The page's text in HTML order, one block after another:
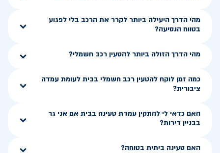
מהי הדרך היעילה ביותר לקרר את הרכב בלי לפגוע
בטווח הנסיעה?
מהי הדרך הזולה ביותר להטעין רכב חשמלי?
כמה זמן לוקח להטעין רכב חשמלי בבית לעומת עמדה
ציבורית?
האם כדאי לי להתקין עמדת טעינה בבית אם אני גר
בבניין דירות?
האם טעינה ביתית בטוחה?